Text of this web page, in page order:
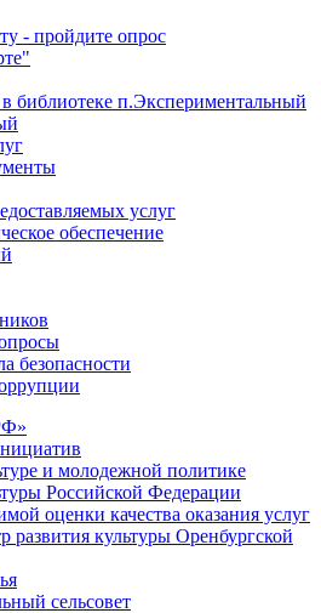
- пройдите опрос
библиотеке п.Экспериментальный
услуг
обеспечение
безопасности
и молодежной политике
Российской Федерации
оценки качества оказания услуг
развития культуры Оренбургской
сельсовет